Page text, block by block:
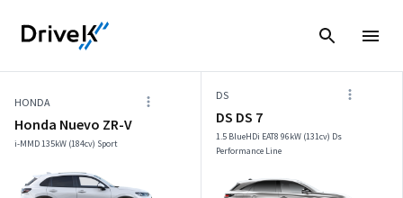
HONDA
Honda Nuevo ZR-V
i-MMD 135kW (184cv) Sport
DS
DS DS 7
1.5 BlueHDi EAT8 96kW (131cv) Ds
Performance Line